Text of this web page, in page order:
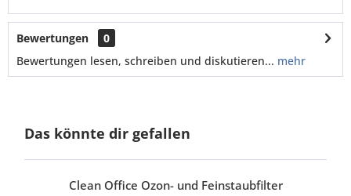
Bewertungen
0
Bewertungen lesen, schreiben und diskutieren... mehr
Das könnte dir gefallen
Clean Office Ozon- und Feinstaubfilter